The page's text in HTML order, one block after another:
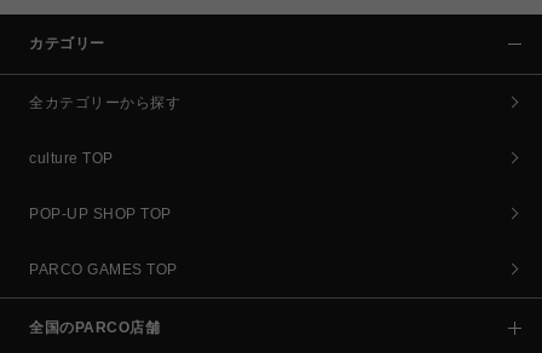
カテゴリー
全カテゴリーから探す
culture TOP
POP-UP SHOP TOP
PARCO GAMES TOP
全国のPARCO店舗